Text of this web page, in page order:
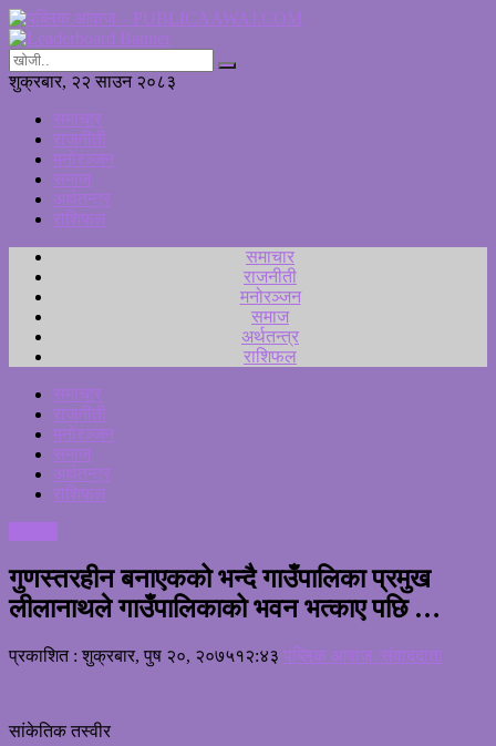
शुक्रबार, २२ साउन २०८३
समाचार
राजनीती
मनोरञ्जन
समाज
अर्थतन्त्र
राशिफल
समाचार
राजनीती
मनोरञ्जन
समाज
अर्थतन्त्र
राशिफल
समाचार
राजनीती
मनोरञ्जन
समाज
अर्थतन्त्र
राशिफल
गुणस्तरहीन बनाएकको भन्दै गाउँपालिका प्रमुख
लीलानाथले गाउँपालिकाको भवन भत्काए पछि …
प्रकाशित : शुक्रबार, पुष २०, २०७५१२:४३ पब्लिक आवाज /संवाददाता
सांकेतिक तस्वीर